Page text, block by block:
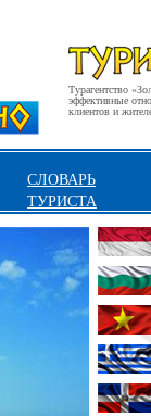
Турагентство
эффективные
клиентов и
СЛОВАРЬ
ТУРИСТА